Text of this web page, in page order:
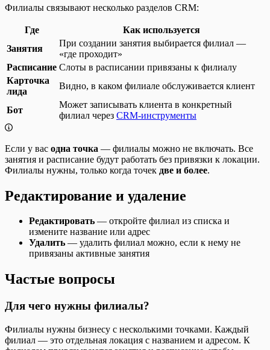
Филиалы связывают несколько разделов CRM:
Где
Как используется
Занятия
При создании занятия выбирается филиал —
«где проходит»
Расписание Слоты в расписании привязаны к филиалу
Карточка
лида
Видно, в каком филиале обслуживается клиент
Бот
Может записывать клиента в конкретный
филиал через CRM-инструменты
Если у вас одна точка — филиалы можно не включать. Все
занятия и расписание будут работать без привязки к локации.
Филиалы нужны, только когда точек две и более.
Редактирование и удаление
Редактировать — откройте филиал из списка и
измените название или адрес
Удалить — удалить филиал можно, если к нему не
привязаны активные занятия
Частые вопросы
Для чего нужны филиалы?
Филиалы нужны бизнесу с несколькими точками. Каждый
филиал — это отдельная локация с названием и адресом. К